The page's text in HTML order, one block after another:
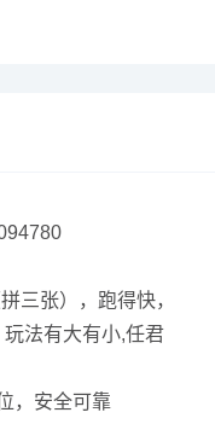
三张），跑得快，
法有大有小,任君
，安全可靠